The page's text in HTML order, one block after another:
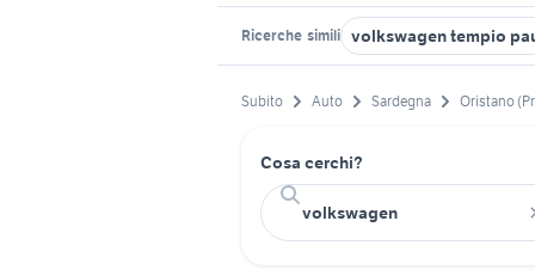
Ricerche simili volkswagen tempio
Subito Auto Sardegna Oristano
Cosa cerchi?